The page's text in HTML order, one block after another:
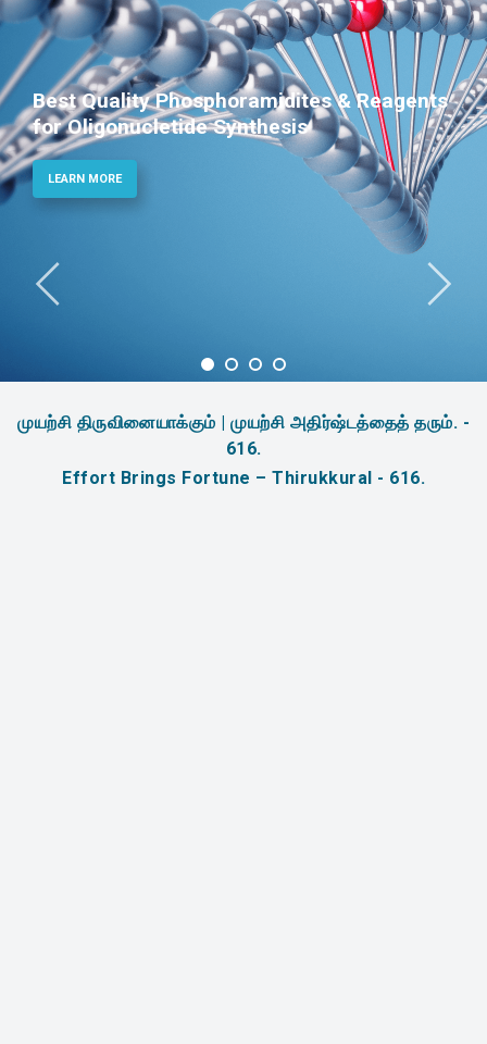
Phosphoramidites for Diagnostic and
Therapeutic Applications
LEARN MORE
முயற்சி திருவினையாக்கும் | முயற்சி அதிர்ஷ்டத்தைத் தரும். -
616.
Effort Brings Fortune – Thirukkural - 616.